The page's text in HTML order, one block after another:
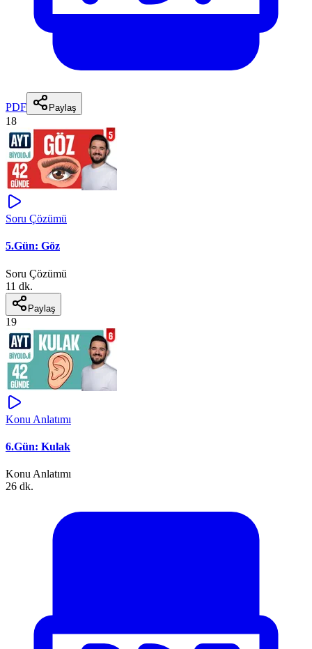
PDF Paylaş
18
Soru Çözümü
5.Gün: Göz
Soru Çözümü
11 dk.
Paylaş
19
Konu Anlatımı
6.Gün: Kulak
Konu Anlatımı
26 dk.